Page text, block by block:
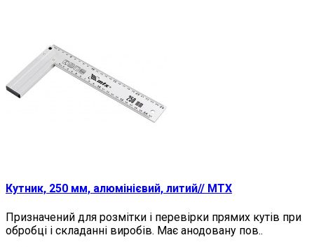
Кутник, 250 мм, алюмінієвий, литий// MTX
Призначений для розмітки і перевірки прямих кутів при
обробці і складанні виробів. Має анодовану пов..